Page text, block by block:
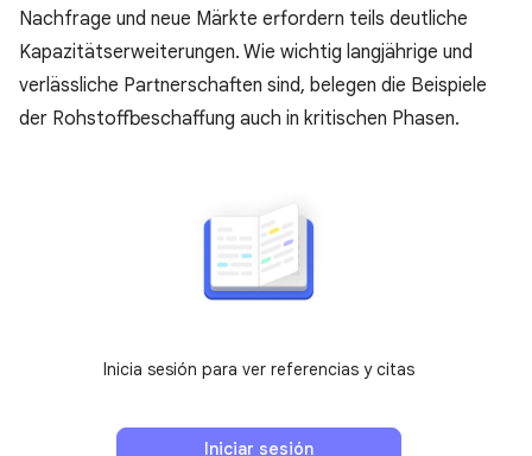
Nachfrage und neue Märkte erfordern teils deutliche
Kapazitätserweiterungen. Wie wichtig langjährige und
verlässliche Partnerschaften sind, belegen die Beispiele
der Rohstoffbeschaffung auch in kritischen Phasen.
Inicia sesión para ver referencias y citas
Iniciar sesión